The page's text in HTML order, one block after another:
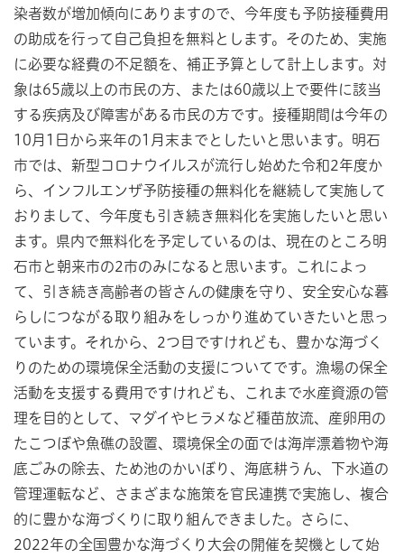
染者数が増加傾向にありますので、今年度も予防接種費用
の助成を行って自己負担を無料とします。そのため、実施
に必要な経費の不足額を、補正予算として計上します。対
象は65歳以上の市民の方、または60歳以上で要件に該当
する疾病及び障害がある市民の方です。接種期間は今年の
10月1日から来年の1月末までとしたいと思います。明石
市では、新型コロナウイルスが流行し始めた令和2年度か
ら、インフルエンザ予防接種の無料化を継続して実施して
おりまして、今年度も引き続き無料化を実施したいと思い
ます。県内で無料化を予定しているのは、現在のところ明
石市と朝来市の2市のみになると思います。これによっ
て、引き続き高齢者の皆さんの健康を守り、安全安心な暮
らしにつながる取り組みをしっかり進めていきたいと思っ
ています。それから、2つ目ですけれども、豊かな海づく
りのための環境保全活動の支援についてです。漁場の保全
活動を支援する費用ですけれども、これまで水産資源の管
理を目的として、マダイやヒラメなど種苗放流、産卵用の
たこつぼや魚礁の設置、環境保全の面では海岸漂着物や海
底ごみの除去、ため池のかいぼり、海底耕うん、下水道の
管理運転など、さまざまな施策を官民連携で実施し、複合
的に豊かな海づくりに取り組んできました。さらに、
2022年の全国豊かな海づくり大会の開催を契機として始